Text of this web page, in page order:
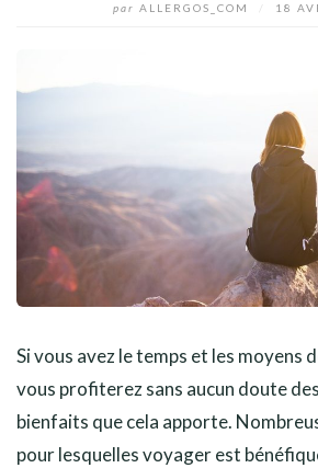
par ALLERGOS_COM 18
Si vous avez le temps et les moyens
vous profiterez sans aucun doute
bienfaits que cela apporte.
pour lesquelles voyager est